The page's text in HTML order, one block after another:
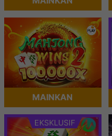
MAINKAN
EKSKLUSIF